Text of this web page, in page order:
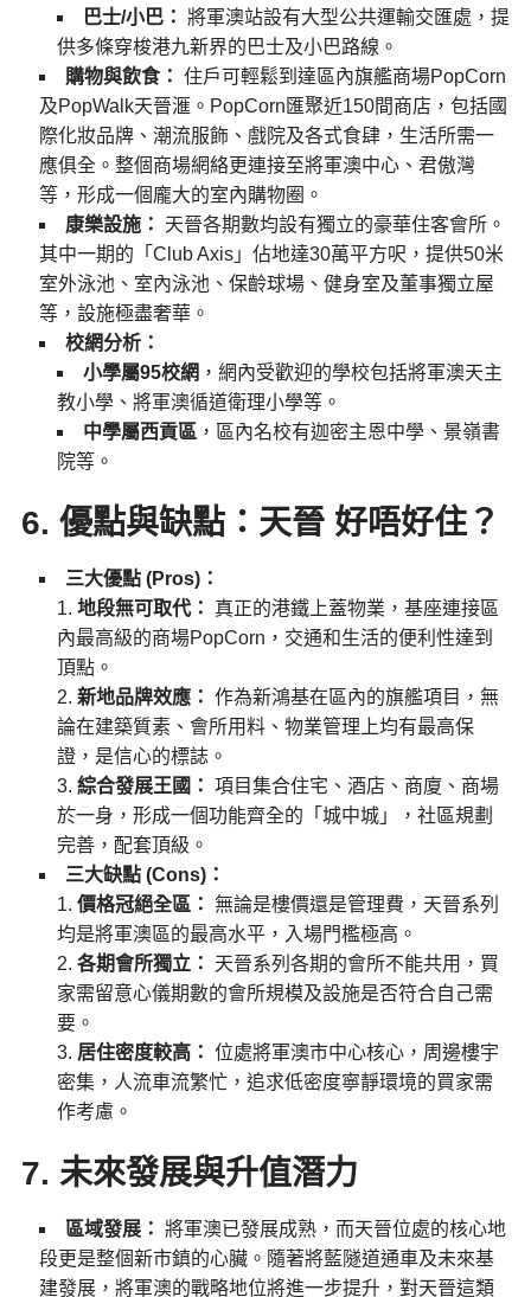
巴士/小巴： 將軍澳站設有大型公共運輸交匯處，提
供多條穿梭港九新界的巴士及小巴路線。
購物與飲食： 住戶可輕鬆到達區內旗艦商場PopCorn
及PopWalk天晉滙。PopCorn匯聚近150間商店，包括國
際化妝品牌、潮流服飾、戲院及各式食肆，生活所需一
應俱全。整個商場網絡更連接至將軍澳中心、君傲灣
等，形成一個龐大的室內購物圈。
康樂設施：
天晉各期數均設有獨立的豪華住客會所。
其中一期的「Club Axis」佔地達30萬平方呎，提供50米
室外泳池、室內泳池、保齡球場、健身室及董事獨立屋
等，設施極盡奢華。
校網分析：
小學屬95校網 ，網內受歡迎的學校包括將軍澳天主
教小學、將軍澳循道衛理小學等。
中學屬西貢區 ，區內名校有迦密主恩中學、景嶺書
院等。
6. 優點與缺點：天晉 好唔好住？
三大優點 (Pros)：
地段無可取代：
真正的港鐵上蓋物業，基座連接區
內最高級的商場PopCorn，交通和生活的便利性達到
頂點。
新地品牌效應： 作為新鴻基在區內的旗艦項目，無
論在建築質素、會所用料、物業管理上均有最高保
證，是信心的標誌。
綜合發展王國： 項目集合住宅、酒店、商廈、商場
於一身，形成一個功能齊全的「城中城」，社區規劃
完善，配套頂級。
三大缺點 (Cons)：
價格冠絕全區： 無論是樓價還是管理費，天晉系列
均是將軍澳區的最高水平，入場門檻極高。
各期會所獨立：
天晉系列各期的會所不能共用，買
家需留意心儀期數的會所規模及設施是否符合自己需
要。
居住密度較高： 位處將軍澳市中心核心，周邊樓宇
密集，人流車流繁忙，追求低密度寧靜環境的買家需
作考慮。
7. 未來發展與升值潛力
區域發展： 將軍澳已發展成熟，而天晉位處的核心地
段更是整個新市鎮的心臟。隨著將藍隧道通車及未來基
建發展，將軍澳的戰略地位將進一步提升，對天晉這類